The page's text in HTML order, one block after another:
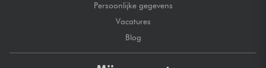
Persoonlijke gegevens
Vacatures
Blog